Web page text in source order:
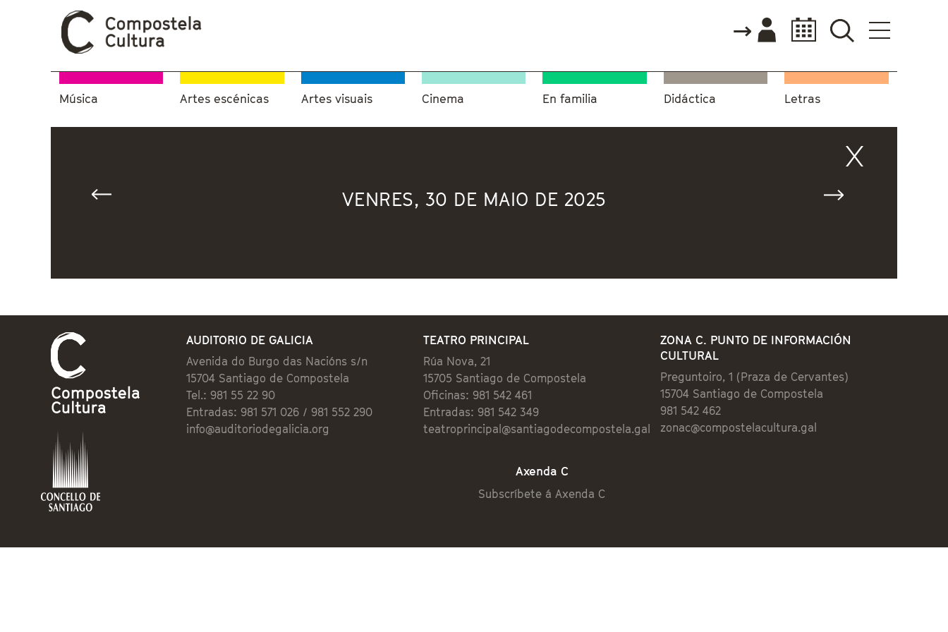
Música Artes escénicas Artes visuais Cinema En familia Didáctica Letras
VENRES, 30 DE MAIO DE 2025
AUDITORIO DE GALICIA
Avenida do Burgo das Nacións s/n
15704 Santiago de Compostela
Tel.: 981 55 22 90
Entradas: 981 571 026 / 981 552 290
info@auditoriodegalicia.org
TEATRO PRINCIPAL
Rúa Nova, 21
15705 Santiago de Compostela
Oficinas: 981 542 461
Entradas: 981 542 349
teatroprincipal@santiagodecompostela.gal
ZONA C. PUNTO DE INFORMACIÓN
CULTURAL
Preguntoiro, 1 (Praza de Cervantes)
15704 Santiago de Compostela
981 542 462
zonac@compostelacultura.gal
Axenda C
Subscríbete á Axenda C